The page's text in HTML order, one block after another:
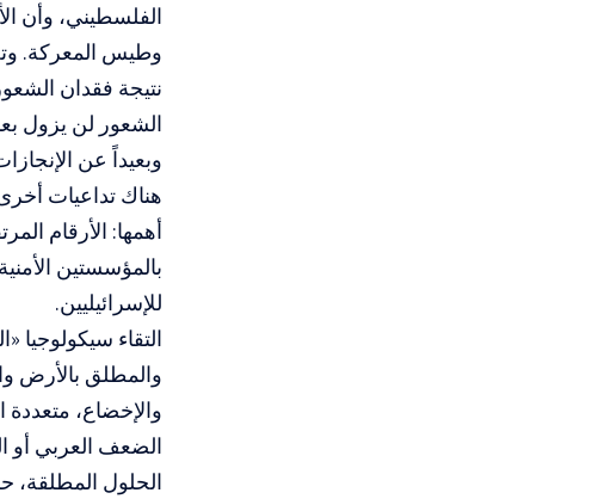
الفلسطيني، وأن
وطيس المعركة.
نتيجة فقدان
الشعور لن يزول
وبعيداً عن
هناك تداعيات
أهمها: الأرقام
بالمؤسستين
للإسرائيليين.
التقاء سيكولوجيا
والمطلق بالأرض
والإخضاع،
الضعف العربي أو
الحلول المطلقة،